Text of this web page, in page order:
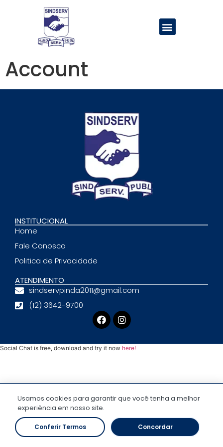
Account
INSTITUCIONAL
Home
Fale Conosco
Politica de Privacidade
ATENDIMENTO
sindservpinda2011@gmail.com
(12) 3642-9700
Social Chat is free, download and try it now here!
Usamos cookies para garantir que você tenha a melhor
experiência em nosso site.
Conferir Termos Concordar